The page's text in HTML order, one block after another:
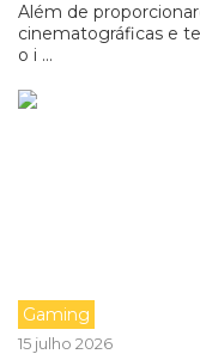
Além de
cinematográficas e
o i ...
Gaming
15 julho 2026